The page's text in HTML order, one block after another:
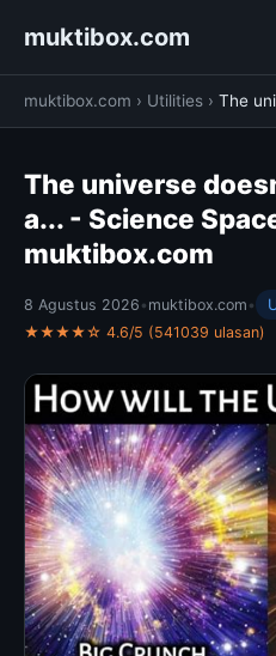
muktibox.com
muktibox.com › Utilities › The
The universe
a... - Science
muktibox.com
8 Agustus 2026 • muktibox.com •
★★★★☆ 4.6/5 (541039 ulasan)